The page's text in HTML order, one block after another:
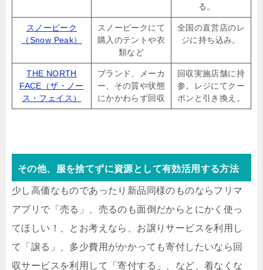
る。
スノーピーク
（Snow Peak）
スノーピークにて
購入のテントや衣
類など
全国の直営店のレ
ジに持ち込み。
THE NORTH
FACE（ザ・ノー
ス・フェイス）
ブランド、メーカ
ー、その質や状態
にかかわらず回収
回収実施店舗に持
参。レジにてクー
ポンと引き換え。
その他、服を捨てずに資源として有効活用する方法
少し高価なものであったり新品同様のものならフリマ
アプリで「売る」、売るのも面倒だからとにかく使っ
てほしい！、とお考えなら、お譲りサービスを利用し
て「譲る」、多少費用がかかっても寄付したいなら回
収サービスを利用して「寄付する」、など、着なくな